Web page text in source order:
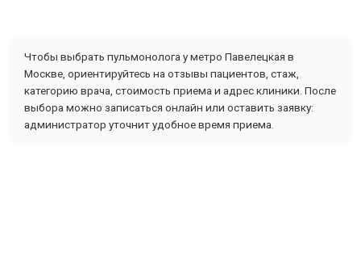
Чтобы выбрать пульмонолога у метро Павелецкая в
Москве, ориентируйтесь на отзывы пациентов, стаж,
категорию врача, стоимость приема и адрес клиники. После
выбора можно записаться онлайн или оставить заявку:
администратор уточнит удобное время приема.